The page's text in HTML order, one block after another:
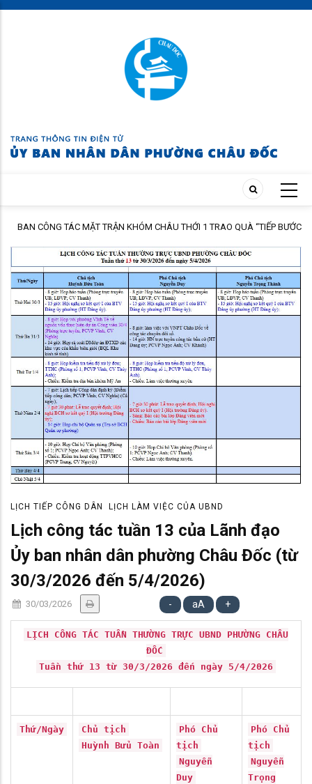
Skip
BAN CÔNG TÁC MẶT TRẬN KHÓM CHÂU THỚI 1 TRAO QUÀ “TIẾP BƯỚC
ĐẾN TRƯỜNG” NĂM HỌC 2026 – 2027
LỊCH TIẾP CÔNG DÂN LỊCH LÀM VIỆC CỦA UBND
Lịch công tác tuần 13 của Lãnh đạo
Ủy ban nhân dân phường Châu Đốc (từ
30/3/2026 đến 5/4/2026)
30/03/2026 - aA +
LỊCH CÔNG TÁC TUẦN THƯỜNG TRỰC UBND PHƯỜNG CHÂU
ĐỐC
Tuần thứ 13 từ 30/3/2026 đến ngày 5/4/2026
Thứ/Ngày
Chủ tịch
Huỳnh Bửu Toàn
Phó Chủ
tịch
Nguyễn
Duy
Phó Chủ
tịch
Nguyễn
Trọng